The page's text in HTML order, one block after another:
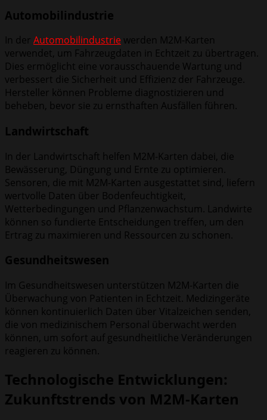
Automobilindustrie
In der Automobilindustrie werden M2M-Karten
verwendet, um Fahrzeugdaten in Echtzeit zu übertragen.
Dies ermöglicht eine vorausschauende Wartung und
verbessert die Sicherheit und Effizienz der Fahrzeuge.
Hersteller können Probleme diagnostizieren und
beheben, bevor sie zu ernsthaften Ausfällen führen.
Landwirtschaft
In der Landwirtschaft helfen M2M-Karten dabei, die
Bewässerung, Düngung und Ernte zu optimieren.
Sensoren, die mit M2M-Karten ausgestattet sind, liefern
wertvolle Daten über Bodenfeuchtigkeit,
Wetterbedingungen und Pflanzenwachstum. Landwirte
können so fundierte Entscheidungen treffen, um den
Ertrag zu maximieren und Ressourcen zu schonen.
Gesundheitswesen
Im Gesundheitswesen unterstützen M2M-Karten die
Überwachung von Patienten in Echtzeit. Medizingeräte
können kontinuierlich Daten über Vitalzeichen senden,
die von medizinischem Personal überwacht werden
können, um sofort auf gesundheitliche Veränderungen
reagieren zu können.
Technologische Entwicklungen:
Zukunftstrends von M2M-Karten